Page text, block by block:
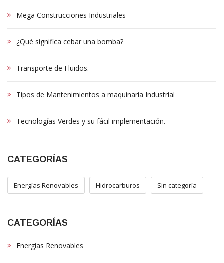
Mega Construcciones Industriales
¿Qué significa cebar una bomba?
Transporte de Fluidos.
Tipos de Mantenimientos a maquinaria Industrial
Tecnologías Verdes y su fácil implementación.
CATEGORÍAS
Energías Renovables Hidrocarburos Sin categoría
CATEGORÍAS
Energías Renovables